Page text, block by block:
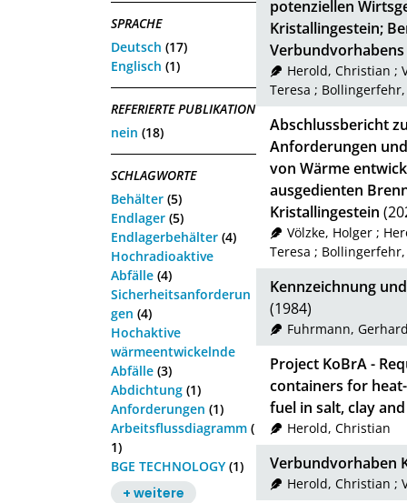
SPRACHE
Deutsch (17)
Englisch (1)
REFERIERTE PUBLIKATION
nein (18)
SCHLAGWORTE
Behälter (5)
Endlager (5)
Endlagerbehälter (4)
Hochradioaktive
Abfälle (4)
Sicherheitsanforderun
gen (4)
Hochaktive
wärmeentwickelnde
Abfälle (3)
Abdichtung (1)
Anforderungen (1)
Arbeitsflussdiagramm (
1)
BGE TECHNOLOGY (1)
+ weitere
potenziellen
Kristallingestein;
Verbundvorhabens
Herold, Christian ;
Teresa ; Bollingerfehr,
Abschlussbericht
Anforderungen
von Wärme
ausgedienten
Kristallingestein
Völzke, Holger;
Teresa ; Bollingerfehr,
Kennzeichnung
(1984)
Fuhrmann,
Project KoBrA -
containers for
fuel in salt, clay
Herold, Christian
Verbundvorhaben
Herold, Christian ;